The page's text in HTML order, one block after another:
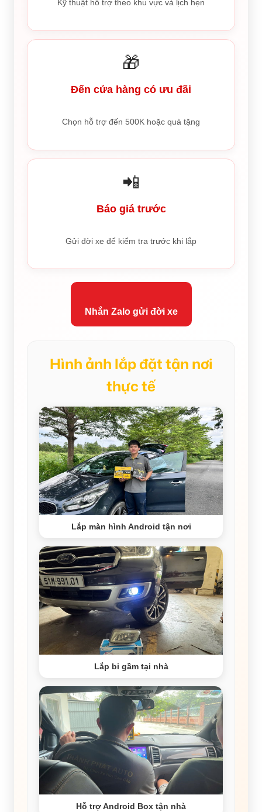
Kỹ thuật hỗ trợ theo khu vực và lịch hẹn
🎁
Đến cửa hàng có ưu đãi
Chọn hỗ trợ đến 500K hoặc quà tặng
📲
Báo giá trước
Gửi đời xe để kiểm tra trước khi lắp
Nhắn Zalo gửi đời xe
Hình ảnh lắp đặt tận nơi
thực tế
Lắp màn hình Android tận nơi
Lắp bi gầm tại nhà
Hỗ trợ Android Box tận nhà